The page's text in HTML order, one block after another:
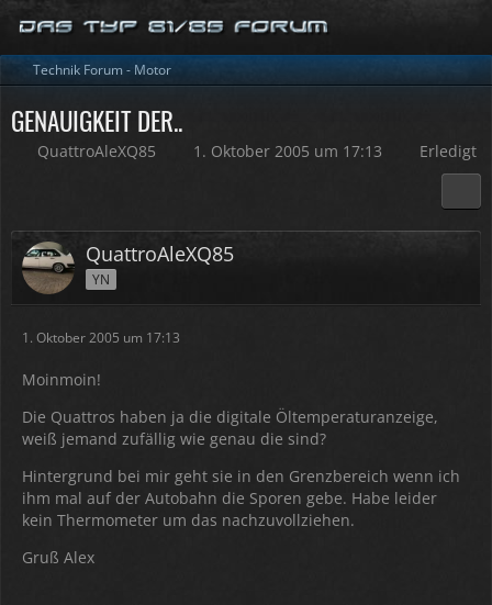
Technik Forum - Motor
GENAUIGKEIT DER..
QuattroAleXQ85 1. Oktober 2005 um 17:13 Erledigt
QuattroAleXQ85
YN
1. Oktober 2005 um 17:13
Moinmoin!
Die Quattros haben ja die digitale Öltemperaturanzeige,
weiß jemand zufällig wie genau die sind?
Hintergrund bei mir geht sie in den Grenzbereich wenn ich
ihm mal auf der Autobahn die Sporen gebe. Habe leider
kein Thermometer um das nachzuvollziehen.
Gruß Alex